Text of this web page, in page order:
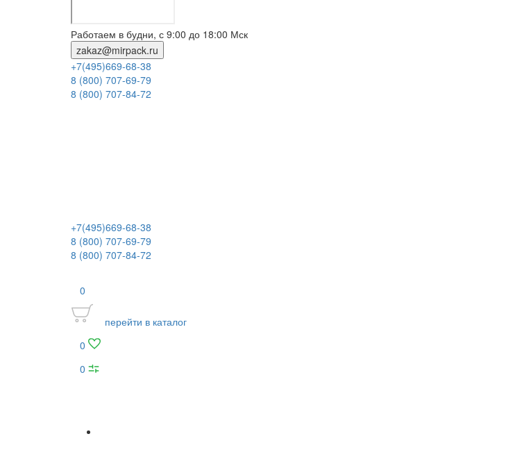
Работаем в будни, с 9:00 до 18:00 Мск
zakaz@mirpack.ru
+7(495)669-68-38
8 (800) 707-69-79
8 (800) 707-84-72
+7(495)669-68-38
8 (800) 707-69-79
8 (800) 707-84-72
0
перейти в каталог
0
0